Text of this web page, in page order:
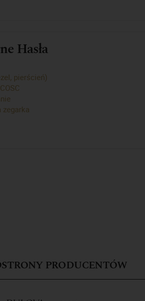
Hasła
pierścień)
zegarka
PRODUCENTÓW